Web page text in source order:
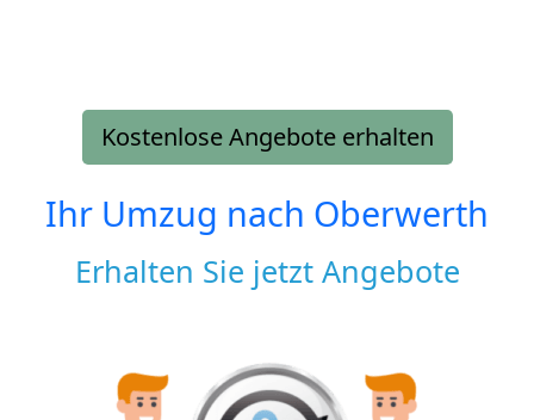
Kostenlose Angebote erhalten
Ihr Umzug nach Oberwerth
Erhalten Sie jetzt Angebote